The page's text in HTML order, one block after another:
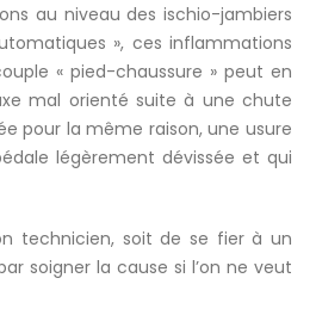
au niveau des ischio-jambiers
», ces inflammations
« pied-chaussure » peut en
mal orienté suite à une chute
pour la même raison, une usure
légèrement dévissée et qui
technicien, soit de se fier à un
soigner la cause si l’on ne veut